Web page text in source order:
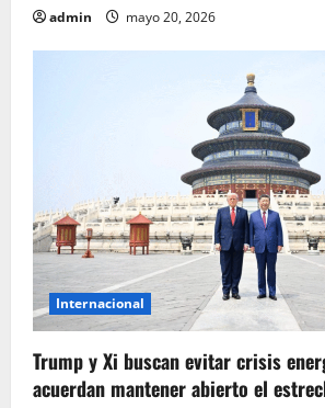
admin mayo 20, 2026
Internacional
Trump y Xi buscan evitar crisis
acuerdan mantener abierto el